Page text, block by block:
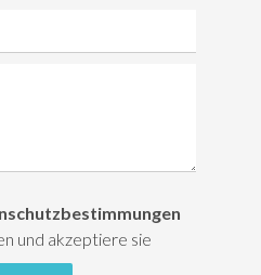
und akzeptiere sie